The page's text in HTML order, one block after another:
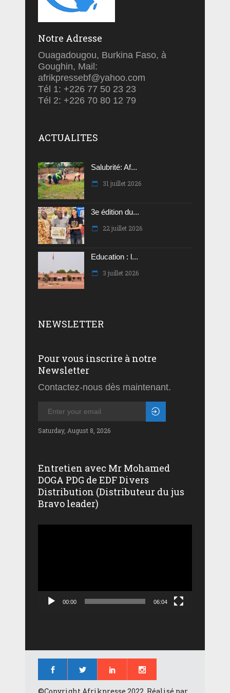
Notre Adresse
Ouagadougou, Burkina Faso, à
Goughin, Mail:
afrikpressebf@yahoo.com
Tél 1: +226 77 50 23 23
Tél 2: +226 70 80 12 79
ACTUALITES
Salubrité: Af...
31 juillet 2026
3e édition du...
22 juillet 2026
Education : l...
3 juillet 2026
NEWSLETTER
Pour vous inscrire à notre
Newsletter
Contactez-nous dès maintenant.
Saturday, August 8, 2026
Entretien avec Mr Mohamed
DOGA PDG de EDF Divers
Distribution (Distributeur du jus
Bravo leader)
00:00 06:04